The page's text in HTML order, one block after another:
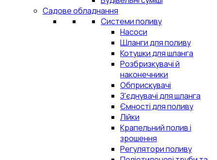
Садове обладнання
Системи поливу
Насоси
Шланги для поливу
Котушки для шланга
Розбризкувачі й
наконечники
Обприскувачі
З'єднувачі для шланга
Ємності для поливу
Лійки
Крапельний полив і
зрошення
Регулятори поливу